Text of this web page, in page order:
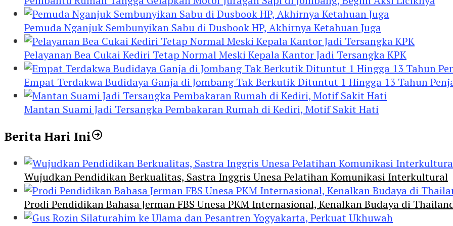
Pemuda Nganjuk Sembunyikan Sabu di Dusbook HP, Akhirnya Ketahuan Juga
Pelayanan Bea Cukai Kediri Tetap Normal Meski Kepala Kantor Jadi Tersangka KPK
Empat Terdakwa Budidaya Ganja di Jombang Tak Berkutik Dituntut 1 Hingga 13 Tahun
Mantan Suami Jadi Tersangka Pembakaran Rumah di Kediri, Motif Sakit Hati
Berita Hari Ini
Wujudkan Pendidikan Berkualitas, Sastra Inggris Unesa Pelatihan Komunikasi Interkultural
Prodi Pendidikan Bahasa Jerman FBS Unesa PKM Internasional, Kenalkan Budaya di